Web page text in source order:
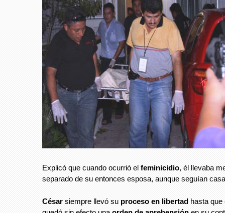
Explicó que cuando ocurrió el feminicidio, él llevaba
separado de su entonces esposa, aunque seguían
César siempre llevó su proceso en libertad hasta que